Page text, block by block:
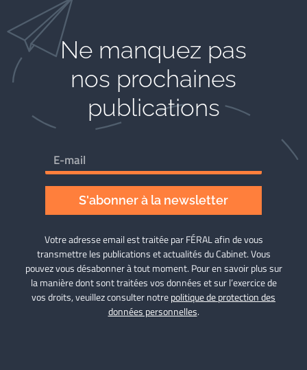
Ne manquez pas
nos prochaines
publications
S'abonner à la newsletter
Votre adresse email est traitée par FÉRAL afin de vous
transmettre les publications et actualités du Cabinet. Vous
pouvez vous désabonner à tout moment. Pour en savoir plus sur
la manière dont sont traitées vos données et sur l’exercice de
vos droits, veuillez consulter notrepolitique de protection des
données personnelles.